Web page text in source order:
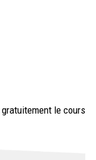
gratuitement le cours